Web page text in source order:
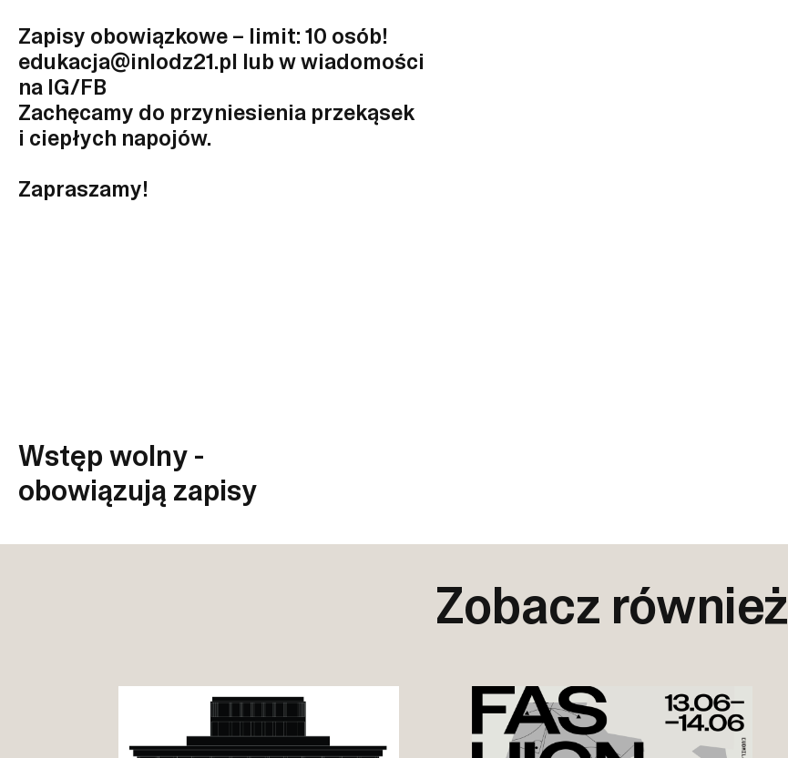
Zapisy obowiązkowe – limit: 10 osób!
edukacja@inlodz21.pl lub w wiadomości
na IG/FB
Zachęcamy do przyniesienia przekąsek
i ciepłych napojów.
Zapraszamy!
Wstęp wolny -
obowiązują zapisy
Zobacz również